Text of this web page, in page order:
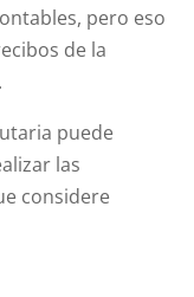
pero eso
de la
puede
las
considere